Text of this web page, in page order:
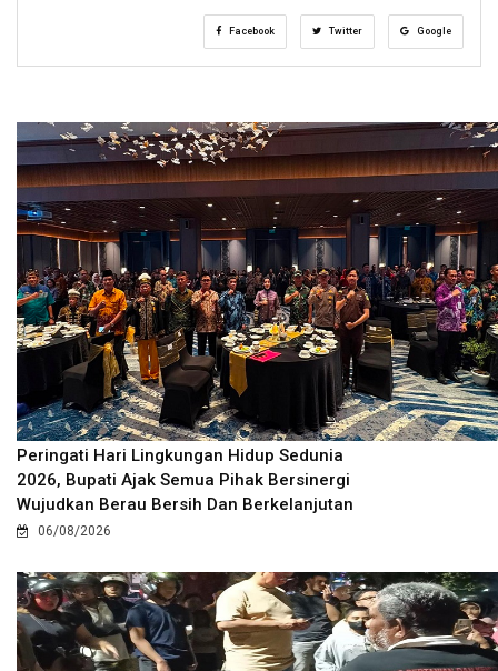
Facebook Twitter Google
Peringati Hari Lingkungan Hidup Sedunia
2026, Bupati Ajak Semua Pihak Bersinergi
Wujudkan Berau Bersih Dan Berkelanjutan
06/08/2026